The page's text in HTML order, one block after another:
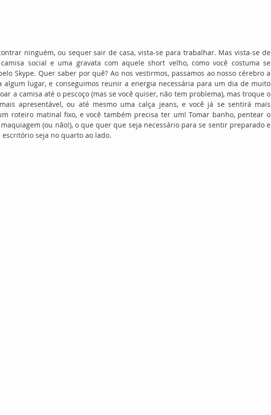
ninguém, ou sequer sair de casa, vista-se para trabalhar. Mas vista-se de
social e uma gravata com aquele short velho, como você costuma se
Skype. Quer saber por quê? Ao nos vestirmos, passamos ao nosso cérebro a
algum lugar, e conseguimos reunir a energia necessária para um dia de muito
a camisa até o pescoço (mas se você quiser, não tem problema), mas troque o
apresentável, ou até mesmo uma calça jeans, e você já se sentirá mais
roteiro matinal fixo, e você também precisa ter um! Tomar banho, pentear o
(ou não!), o que quer que seja necessário para se sentir preparado e
seja no quarto ao lado.